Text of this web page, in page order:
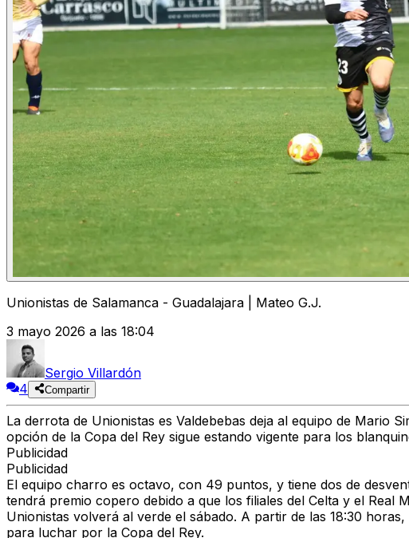
Unionistas de Salamanca - Guadalajara | Mateo G.J.
3 mayo 2026 a las 18:04
Sergio Villardón
4
Compartir
La derrota de Unionistas es Valdebebas deja al equipo de Mario
opción de la Copa del Rey sigue estando vigente para los
Publicidad
Publicidad
El equipo charro es octavo, con 49 puntos, y tiene dos de
tendrá premio copero debido a que los filiales del Celta y el Real
Unionistas volverá al verde el sábado. A partir de las 18:30
para luchar por la Copa del Rey.